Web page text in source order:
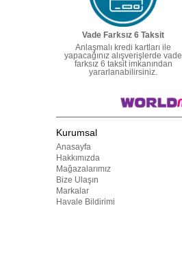
Vade Farksız 6 Taksit
Anlaşmalı kredi kartları ile
yapacağınız alışverişlerde vade
farksız 6 taksit imkanından
yararlanabilirsiniz.
Kurumsal
Anasayfa
Hakkımızda
Mağazalarımız
Bize Ulaşın
Markalar
Havale Bildirimi